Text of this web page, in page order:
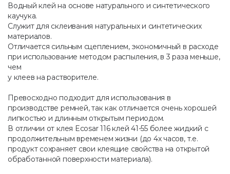
Водный клей на основе натурального и синтетического
каучука.
Служит для склеивания натуральных и синтетических
материалов.
Отличается сильным сцеплением, экономичный в расходе
при использование методом распыления, в 3 раза меньше,
чем
у клеев на растворителе.
Превосходно подходит для использования в
производстве ремней, так как отличается очень хорошей
липкостью и длинным открытым периодом.
В отличии от клея Ecosar 116 клей 41-55 более жидкий с
продолжительным временем жизни (до 4х часов, т.е.
продукт сохраняет свои клеящие свойства на открытой
обработанной поверхности материала).